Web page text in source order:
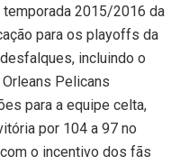
temporada 2015/2016 da
para os playoffs da
incluindo o
Pelicans
para a equipe celta,
por 104 a 97 no
o incentivo dos fãs